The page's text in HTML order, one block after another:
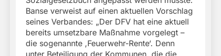
Banse verweist auf einen aktuellen Vorschlag
seines Verbandes: „Der DFV hat eine aktuell
bereits umsetzbare Maßnahme vorgelegt –
die sogenannte ,Feuerwehr-Rente‘. Denn